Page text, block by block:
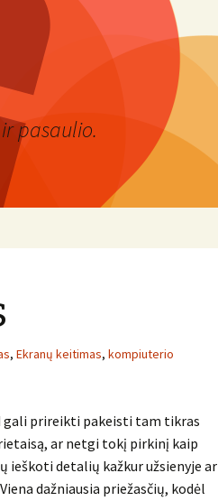
pasaulio.
, Ekranų keitimas, kompiuterio
gali prireikti pakeisti tam tikras
ar netgi tokį pirkinį kaip
detalių kažkur užsienyje ar
dažniausia priežasčių, kodėl